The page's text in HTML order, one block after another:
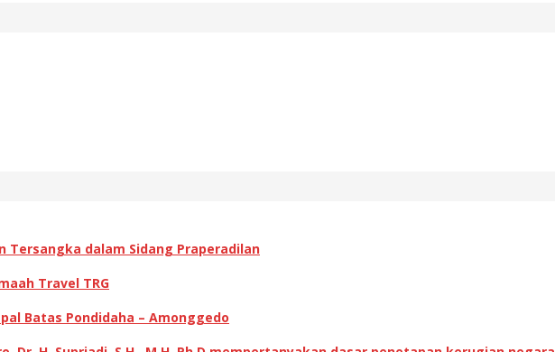
Tersangka dalam Sidang Praperadilan
Travel TRG
Batas Pondidaha – Amonggedo